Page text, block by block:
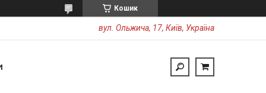
Кошик
вул. Ольжича, 17, Київ, Україна